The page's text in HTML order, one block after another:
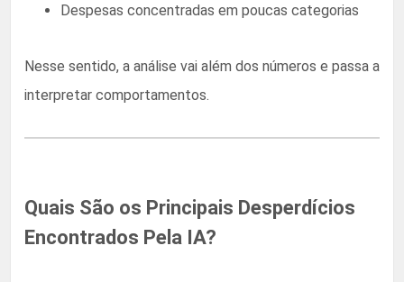
Despesas concentradas em poucas categorias
Nesse sentido, a análise vai além dos números e passa a
interpretar comportamentos.
Quais São os Principais Desperdícios
Encontrados Pela IA?